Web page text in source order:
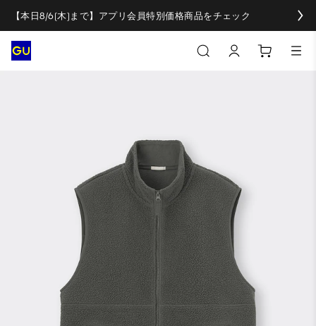
【本日8/6(木)まで】アプリ会員特別価格商品をチェック